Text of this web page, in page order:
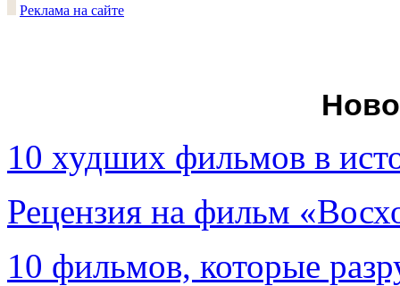
Реклама на сайте
10 худших фильмов в
Рецензия на фильм
10 фильмов, которые